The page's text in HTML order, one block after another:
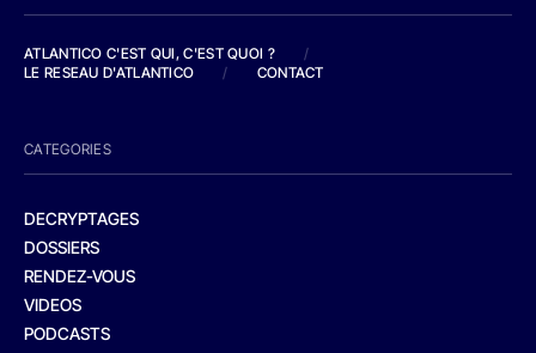
ATLANTICO C'EST QUI, C'EST QUOI ?
/
LE RESEAU D'ATLANTICO
/ CONTACT
CATEGORIES
DECRYPTAGES
DOSSIERS
RENDEZ-VOUS
VIDEOS
PODCASTS